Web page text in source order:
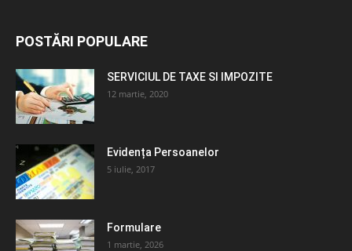
POSTĂRI POPULARE
SERVICIUL DE TAXE SI IMPOZITE
12 martie, 2020
Evidența Persoanelor
5 iulie, 2017
Formulare
1 martie, 2026